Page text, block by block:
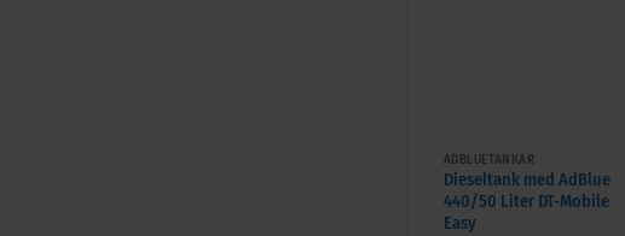
ADBLUETANKAR
Dieseltank med AdBlue
440/50 Liter DT-Mobile
Easy